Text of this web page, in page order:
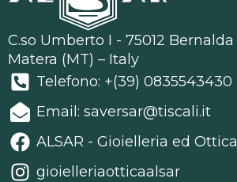
C.so Umberto I - 75012 Bernalda
Matera (MT) – Italy
Telefono: +(39) 0835543430
Email: saversar@tiscali.it
ALSAR - Gioielleria ed Ottica
gioielleriaotticaalsar